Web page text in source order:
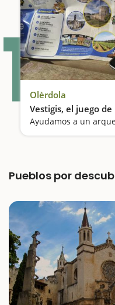
1 Olèrdola
Vestigis, el juego
Pueblos por